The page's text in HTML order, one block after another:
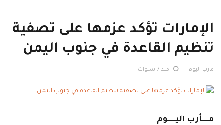
الإمارات تؤكد عزمها على تصفية
تنظيم القاعدة في جنوب اليمن
مارب اليوم منذ 7 سنوات
مــــأرب اليـــــوم